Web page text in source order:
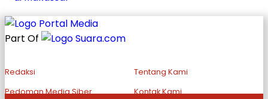
Part Of
Redaksi
Tentang Kami
Pedoman Media Siber
Kontak Kami